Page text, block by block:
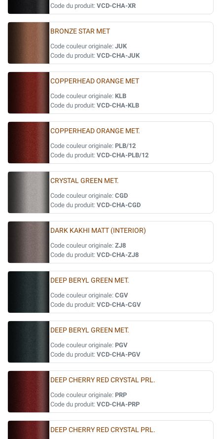
Code du produit: VCD-CHA-XR
BRONZE STAR MET
Code couleur originale: JUK
Code du produit: VCD-CHA-JUK
COPPERHEAD ORANGE MET
Code couleur originale: KLB
Code du produit: VCD-CHA-KLB
COPPERHEAD ORANGE MET.
Code couleur originale: PLB/12
Code du produit: VCD-CHA-PLB/12
CRYSTAL GREEN MET.
Code couleur originale: CGD
Code du produit: VCD-CHA-CGD
DARK KAKHI MATT (INTERIOR)
Code couleur originale: ZJ8
Code du produit: VCD-CHA-ZJ8
DEEP BERYL GREEN MET.
Code couleur originale: CGV
Code du produit: VCD-CHA-CGV
DEEP BERYL GREEN MET.
Code couleur originale: PGV
Code du produit: VCD-CHA-PGV
DEEP CHERRY RED CRYSTAL PRL.
Code couleur originale: PRP
Code du produit: VCD-CHA-PRP
DEEP CHERRY RED CRYSTAL PRL.